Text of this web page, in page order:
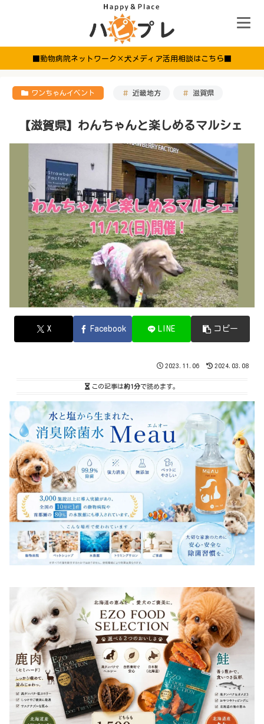
■動物病院ネットワーク×犬メディア活用相談はこちら■
ワンちゃんイベント 近畿地方 滋賀県
【滋賀県】わんちゃんと楽しめるマルシェ
X Facebook LINE コピー
2023.11.06 2024.03.08
この記事は約1分で読めます。